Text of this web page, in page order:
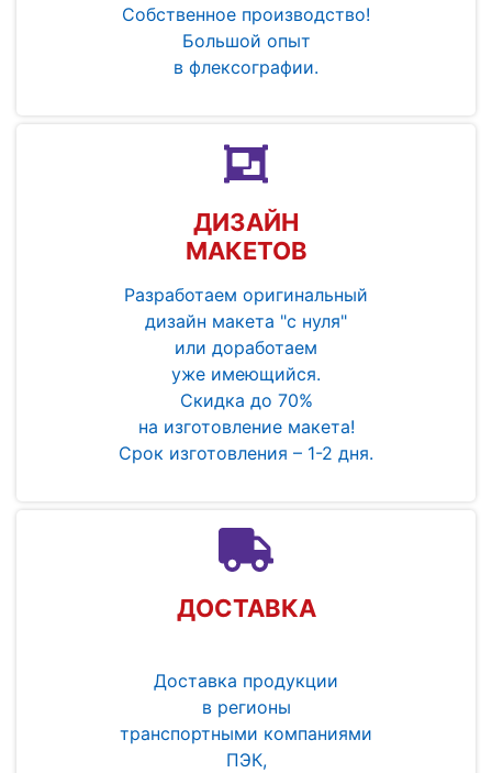
Собственное производство!
Большой опыт
в флексографии.
ДИЗАЙН
МАКЕТОВ
Разработаем оригинальный
дизайн макета "с нуля"
или доработаем
уже имеющийся.
Скидка до 70%
на изготовление макета!
Срок изготовления – 1-2 дня.
ДОСТАВКА
Доставка продукции
в регионы
транспортными компаниями
ПЭК,